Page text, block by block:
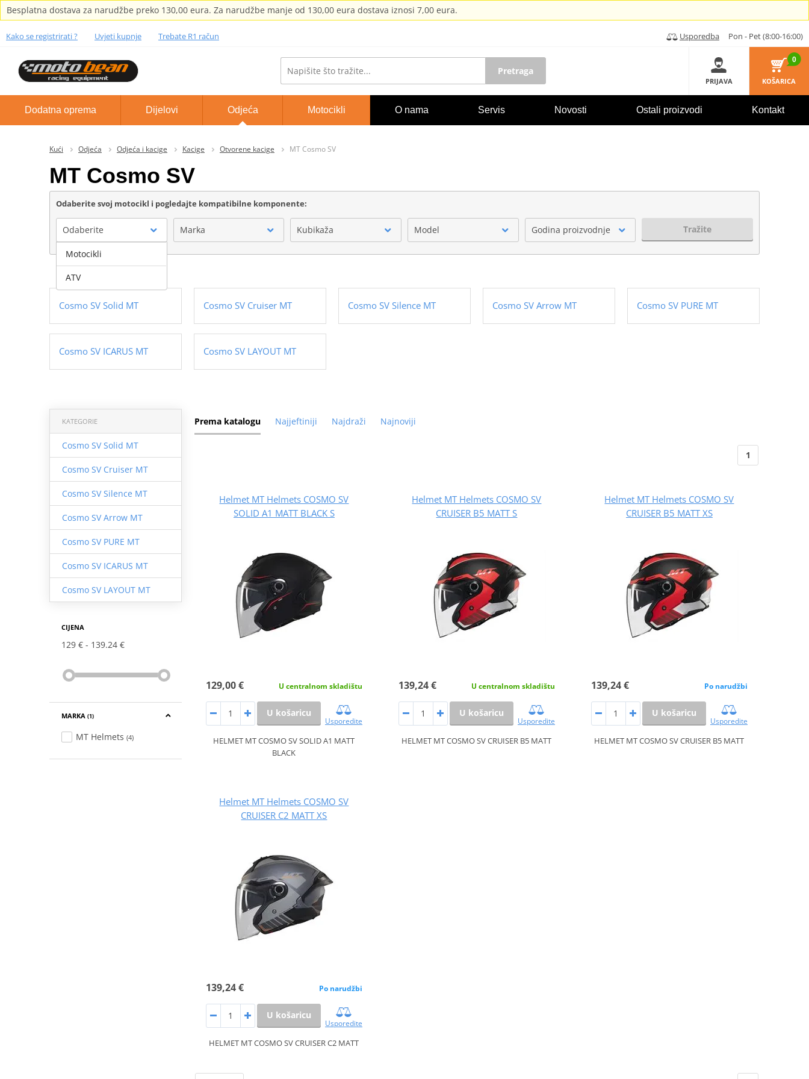
Besplatna dostava za narudžbe preko 130,00 eura. Za narudžbe manje od 130,00 eura dostava iznosi 7,00 eura.
Kako se registrirati ? Uvjeti kupnje Trebate R1 račun Usporedba Pon - Pet (8:00-16:00)
Pretraga
PRIJAVA
0
KOŠARICA
Dodatna oprema Dijelovi Odjeća Motocikli O nama Servis Novosti Ostali proizvodi Kontakt
Kući Odjeća Odjeća i kacige Kacige Otvorene kacige MT Cosmo SV
MT Cosmo SV
Odaberite svoj motocikl i pogledajte kompatibilne komponente:
Odaberite Marka Kubikaža Model Godina proizvodnje Tražite
Cosmo SV Solid MT Cosmo SV Cruiser MT Cosmo SV Silence MT Cosmo SV Arrow MT Cosmo SV PURE MT
Cosmo SV ICARUS MT Cosmo SV LAYOUT MT
Prema katalogu Najjeftiniji Najdraži Najnoviji
KATEGORIE
Cosmo SV Solid MT
Cosmo SV Cruiser MT
Cosmo SV Silence MT
Cosmo SV Arrow MT
Cosmo SV PURE MT
Cosmo SV ICARUS MT
Cosmo SV LAYOUT MT
CIJENA
129 € 139.24 €
MARKA (1)
MT Helmets (4)
1
Helmet MT Helmets COSMO SV
SOLID A1 MATT BLACK S
129,00 € U centralnom skladištu
U košaricu
Usporedite
HELMET MT COSMO SV SOLID A1 MATT
BLACK
Helmet MT Helmets COSMO SV
CRUISER B5 MATT S
139,24 € U centralnom skladištu
U košaricu
Usporedite
HELMET MT COSMO SV CRUISER B5 MATT
Helmet MT Helmets COSMO SV
CRUISER B5 MATT XS
139,24 € Po narudžbi
U košaricu
Usporedite
HELMET MT COSMO SV CRUISER B5 MATT
Helmet MT Helmets COSMO SV
CRUISER C2 MATT XS
139,24 € Po narudžbi
U košaricu
Usporedite
HELMET MT COSMO SV CRUISER C2 MATT
Motocikli
ATV